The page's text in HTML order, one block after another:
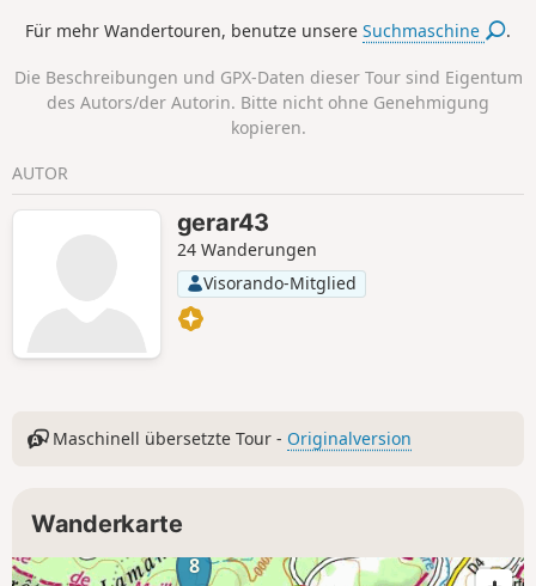
Für mehr Wandertouren, benutze unsereSuchmaschine .
Die Beschreibungen und GPX-Daten dieser Tour sind Eigentum
des Autors/der Autorin. Bitte nicht ohne Genehmigung
kopieren.
AUTOR
gerar43
24 Wanderungen
Visorando-Mitglied
Maschinell übersetzte Tour - Originalversion
Wanderkarte
8